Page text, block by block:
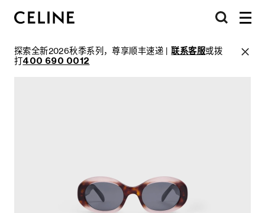
探索全新2026秋季系列，尊享顺丰速递 |联系客服或拨
打400 690 0012